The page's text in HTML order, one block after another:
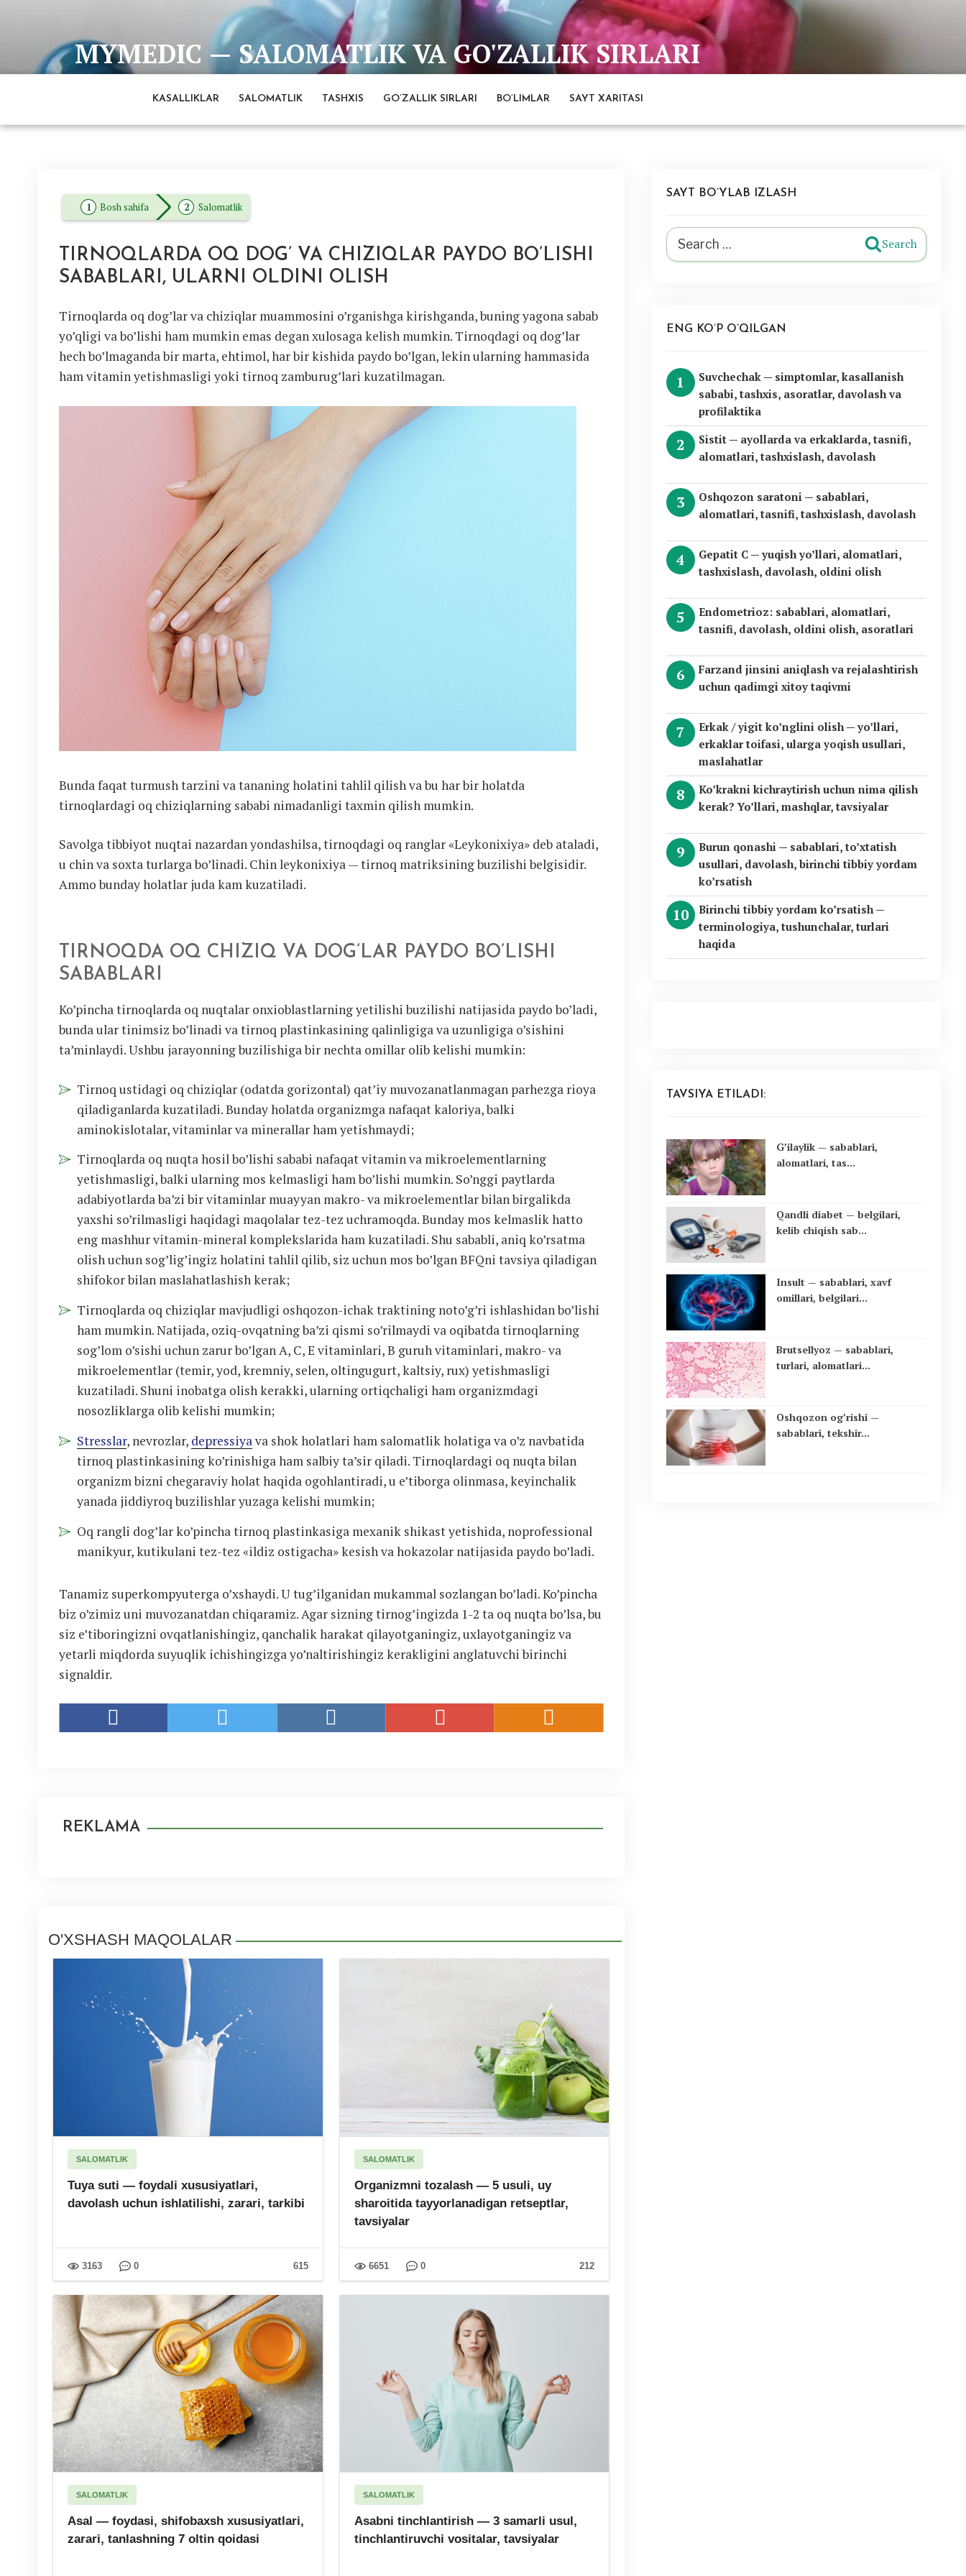
MYMEDIC — SALOMATLIK VA GO'ZALLIK SIRLARI
Barcha eng ishonchli va to'liq ma'lumotlar manbai
KASALLIKLAR SALOMATLIK TASHXIS GO’ZALLIK SIRLARI BO’LIMLAR SAYT XARITASI
Bosh sahifa Salomatlik
TIRNOQLARDA OQ DOG’ VA CHIZIQLAR PAYDO BO’LISHI
SABABLARI, ULARNI OLDINI OLISH
Tirnoqlarda oq dog’lar va chiziqlar muammosini o’rganishga kirishganda, buning yagona sabab
yo’qligi va bo’lishi ham mumkin emas degan xulosaga kelish mumkin. Tirnoqdagi oq dog’lar
hech bo’lmaganda bir marta, ehtimol, har bir kishida paydo bo’lgan, lekin ularning hammasida
ham vitamin yetishmasligi yoki tirnoq zamburug’lari kuzatilmagan.
Bunda faqat turmush tarzini va tananing holatini tahlil qilish va bu har bir holatda
tirnoqlardagi oq chiziqlarning sababi nimadanligi taxmin qilish mumkin.
Savolga tibbiyot nuqtai nazardan yondashilsa, tirnoqdagi oq ranglar «Leykonixiya» deb ataladi,
u chin va soxta turlarga bo’linadi. Chin leykonixiya — tirnoq matriksining buzilishi belgisidir.
Ammo bunday holatlar juda kam kuzatiladi.
TIRNOQDA OQ CHIZIQ VA DOG’LAR PAYDO BO’LISHI
SABABLARI
Ko’pincha tirnoqlarda oq nuqtalar onxioblastlarning yetilishi buzilishi natijasida paydo bo’ladi,
bunda ular tinimsiz bo’linadi va tirnoq plastinkasining qalinligiga va uzunligiga o’sishini
ta’minlaydi. Ushbu jarayonning buzilishiga bir nechta omillar olib kelishi mumkin:
Tirnoq ustidagi oq chiziqlar (odatda gorizontal) qat’iy muvozanatlanmagan parhezga rioya
qiladiganlarda kuzatiladi. Bunday holatda organizmga nafaqat kaloriya, balki
aminokislotalar, vitaminlar va minerallar ham yetishmaydi;
Tirnoqlarda oq nuqta hosil bo’lishi sababi nafaqat vitamin va mikroelementlarning
yetishmasligi, balki ularning mos kelmasligi ham bo’lishi mumkin. So’nggi paytlarda
adabiyotlarda ba’zi bir vitaminlar muayyan makro- va mikroelementlar bilan birgalikda
yaxshi so’rilmasligi haqidagi maqolalar tez-tez uchramoqda. Bunday mos kelmaslik hatto
eng mashhur vitamin-mineral komplekslarida ham kuzatiladi. Shu sababli, aniq ko’rsatma
olish uchun sog’lig’ingiz holatini tahlil qilib, siz uchun mos bo’lgan BFQni tavsiya qiladigan
shifokor bilan maslahatlashish kerak;
Tirnoqlarda oq chiziqlar mavjudligi oshqozon-ichak traktining noto’g’ri ishlashidan bo’lishi
ham mumkin. Natijada, oziq-ovqatning ba’zi qismi so’rilmaydi va oqibatda tirnoqlarning
sog’lom o’sishi uchun zarur bo’lgan A, C, E vitaminlari, B guruh vitaminlari, makro- va
mikroelementlar (temir, yod, kremniy, selen, oltingugurt, kaltsiy, rux) yetishmasligi
kuzatiladi. Shuni inobatga olish kerakki, ularning ortiqchaligi ham organizmdagi
nosozliklarga olib kelishi mumkin;
Stresslar, nevrozlar, depressiyava shok holatlari ham salomatlik holatiga va o’z navbatida
tirnoq plastinkasining ko’rinishiga ham salbiy ta’sir qiladi. Tirnoqlardagi oq nuqta bilan
organizm bizni chegaraviy holat haqida ogohlantiradi, u e’tiborga olinmasa, keyinchalik
yanada jiddiyroq buzilishlar yuzaga kelishi mumkin;
Oq rangli dog’lar ko’pincha tirnoq plastinkasiga mexanik shikast yetishida, noprofessional
manikyur, kutikulani tez-tez «ildiz ostigacha» kesish va hokazolar natijasida paydo bo’ladi.
Tanamiz superkompyuterga o’xshaydi. U tug’ilganidan mukammal sozlangan bo’ladi. Ko’pincha
biz o’zimiz uni muvozanatdan chiqaramiz. Agar sizning tirnog’ingizda 1-2 ta oq nuqta bo’lsa, bu
siz e’tiboringizni ovqatlanishingiz, qanchalik harakat qilayotganingiz, uxlayotganingiz va
yetarli miqdorda suyuqlik ichishingizga yo’naltirishingiz kerakligini anglatuvchi birinchi
signaldir.
REKLAMA
O'XSHASH MAQOLALAR
SALOMATLIK
Tuya suti — foydali xususiyatlari,
davolash uchun ishlatilishi, zarari, tarkibi
615
3163 0
SALOMATLIK
Organizmni tozalash — 5 usuli, uy
sharoitida tayyorlanadigan retseptlar,
tavsiyalar
212
6651 0
SALOMATLIK
Asal — foydasi, shifobaxsh xususiyatlari,
zarari, tanlashning 7 oltin qoidasi
SALOMATLIK
Asabni tinchlantirish — 3 samarli usul,
tinchlantiruvchi vositalar, tavsiyalar
SAYT BO’YLAB IZLASH
Search
for:
Search
ENG KO’P O’QILGAN
Suvchechak — simptomlar, kasallanish
sababi, tashxis, asoratlar, davolash va
profilaktika
Sistit — ayollarda va erkaklarda, tasnifi,
alomatlari, tashxislash, davolash
Oshqozon saratoni — sabablari,
alomatlari, tasnifi, tashxislash, davolash
Gepatit C — yuqish yo’llari, alomatlari,
tashxislash, davolash, oldini olish
Endometrioz: sabablari, alomatlari,
tasnifi, davolash, oldini olish, asoratlari
Farzand jinsini aniqlash va rejalashtirish
uchun qadimgi xitoy taqivmi
Erkak / yigit ko’nglini olish — yo’llari,
erkaklar toifasi, ularga yoqish usullari,
maslahatlar
Ko’krakni kichraytirish uchun nima qilish
kerak? Yo’llari, mashqlar, tavsiyalar
Burun qonashi — sabablari, to’xtatish
usullari, davolash, birinchi tibbiy yordam
ko’rsatish
Birinchi tibbiy yordam ko’rsatish —
terminologiya, tushunchalar, turlari
haqida
TAVSIYA ETILADI:
G’ilaylik — sabablari,
alomatlari, tas...
Qandli diabet — belgilari,
kelib chiqish sab...
Insult — sabablari, xavf
omillari, belgilari...
Brutsellyoz — sabablari,
turlari, alomatlari...
Oshqozon og’rishi —
sabablari, tekshir...